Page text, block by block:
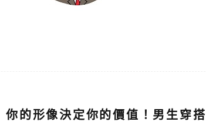
你的形像決定你的價值！男生穿搭